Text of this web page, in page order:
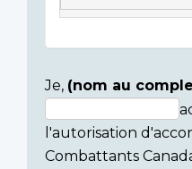
Consent
section
Je, (nom au
l'autorisation
Combattants